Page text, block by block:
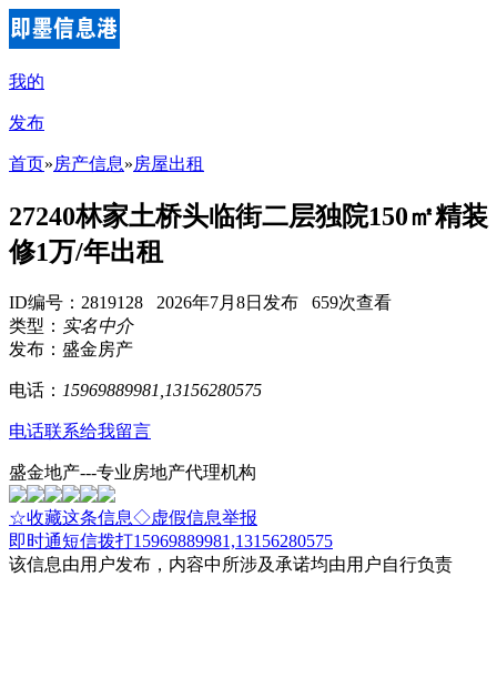
我的
发布
首页»房产信息»房屋出租
27240林家土桥头临街二层独院150㎡精装
修1万/年出租
ID编号：2819128 2026年7月8日发布 659次查看
类型： 实名中介
发布：盛金房产
电话： 15969889981,13156280575
电话联系给我留言
盛金地产---专业房地产代理机构
☆收藏这条信息◇虚假信息举报
即时通短信拨打15969889981,13156280575
该信息由用户发布，内容中所涉及承诺均由用户自行负责